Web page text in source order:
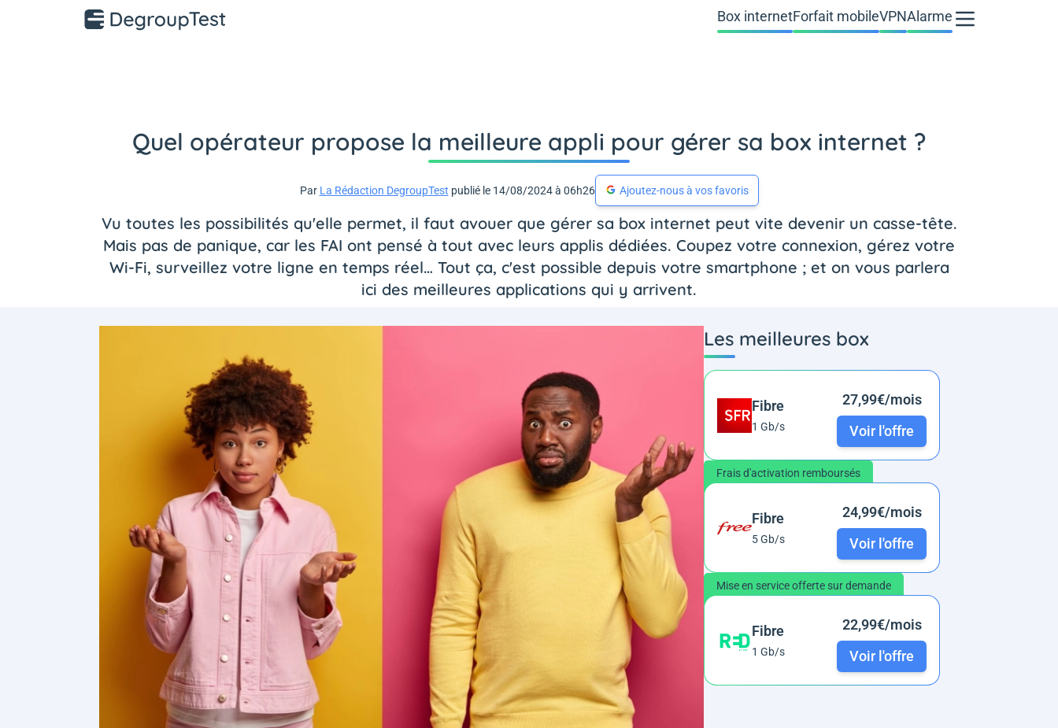
Box internetForfait mobileVPNAlarme
Quel opérateur propose la meilleure appli pour gérer sa box internet ?
Par La Rédaction DegroupTest publié le 14/08/2024 à 06h26 Ajoutez-nous à vos favoris
Vu toutes les possibilités qu'elle permet, il faut avouer que gérer sa box internet peut vite devenir un casse-tête.
Mais pas de panique, car les FAI ont pensé à tout avec leurs applis dédiées. Coupez votre connexion, gérez votre
Wi-Fi, surveillez votre ligne en temps réel… Tout ça, c'est possible depuis votre smartphone ; et on vous parlera
ici des meilleures applications qui y arrivent.
Les meilleures box
Fibre
1 Gb/s
27,99€/mois
Voir l'offre
Frais d'activation remboursés
Fibre
5 Gb/s
24,99€/mois
Voir l'offre
Mise en service offerte sur demande
Fibre
1 Gb/s
22,99€/mois
Voir l'offre